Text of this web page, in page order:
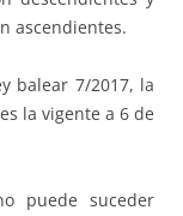
ascendientes.
balear 7/2017, la
la vigente a 6 de
puede suceder